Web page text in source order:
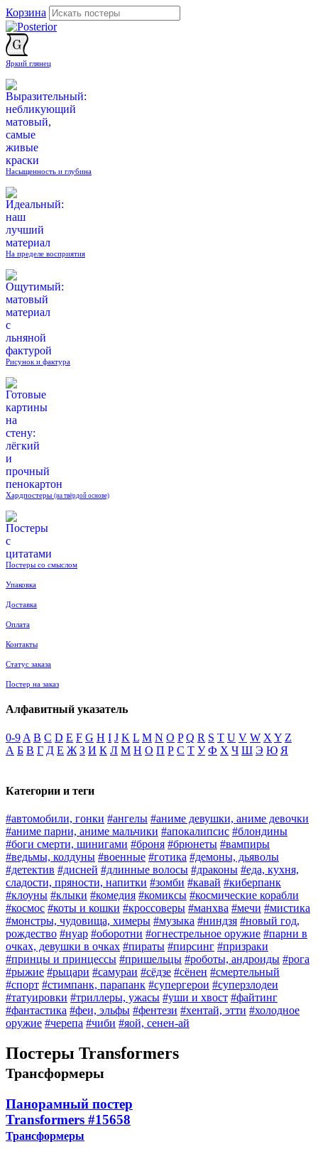
Корзина
Яркий глянец
Насыщенность и глубина
На пределе восприятия
Рисунок и фактура
Хардпостеры (на твёрдой основе)
Постеры со смыслом
Упаковка
Доставка
Оплата
Контакты
Статус заказа
Постер на заказ
Алфавитный указатель
0-9 A B C D E F G H I J K L M N O P Q R S T U V W X Y Z
А Б В Г Д Е Ж З И К Л М Н О П Р С Т У Ф Х Ч Ш Э Ю Я
Категории и теги
#автомобили, гонки #ангелы #аниме девушки, аниме девочки
#аниме парни, аниме мальчики #апокалипсис #блондины
#боги смерти, шинигами #броня #брюнеты #вампиры
#ведьмы, колдуны #военные #готика #демоны, дьяволы
#детектив #дисней #длинные волосы #драконы #еда, кухня,
сладости, пряности, напитки #зомби #кавай #киберпанк
#клоуны #клыки #комедия #комиксы #космические корабли
#космос #коты и кошки #кроссоверы #манхва #мечи #мистика
#монстры, чудовища, химеры #музыка #ниндзя #новый год,
рождество #нуар #оборотни #огнестрельное оружие #парни в
очках, девушки в очках #пираты #пирсинг #призраки
#принцы и принцессы #пришельцы #роботы, андроиды #рога
#рыжие #рыцари #самураи #сёдзе #сёнен #смертельный
#спорт #стимпанк, парапанк #супергерои #суперзлодеи
#татуировки #триллеры, ужасы #уши и хвост #файтинг
#фантастика #феи, эльфы #фентези #хентай, этти #холодное
оружие #черепа #чиби #яой, сенен-ай
Постеры Transformers
Трансформеры
Панорамный постер
Transformers #15658
Трансформеры